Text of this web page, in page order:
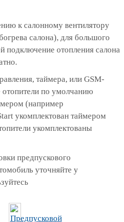
к салонному вентилятору
салона), для большого
подключение отопления салона
таймера, или GSM-
по умолчанию
(например
укомплектован таймером
укомплектованы
предпускового
уточняйте у